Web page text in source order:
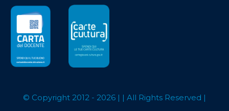
© Copyright 2012 - 2026 | | All Rights Reserved |